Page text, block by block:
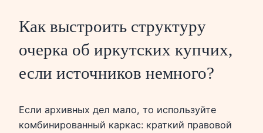
Как выстроить структуру
очерка об иркутских купчих,
если источников немного?
Если архивных дел мало, то используйте
комбинированный каркас: краткий правовой